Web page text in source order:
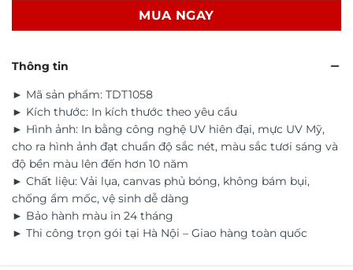
MUA NGAY
Thông tin
► Mã sản phẩm: TDT1058
► Kích thước: In kích thước theo yêu cầu
► Hình ảnh: In bằng công nghệ UV hiên đại, mực UV Mỹ,
cho ra hình ảnh đạt chuẩn độ sắc nét, màu sắc tươi sáng và
độ bền màu lên đến hơn 10 năm
► Chất liệu: Vải lụa, canvas phủ bóng, không bám bụi,
chống ẩm mốc, vệ sinh dễ dàng
► Bảo hành màu in 24 tháng
► Thi công trọn gói tại Hà Nội – Giao hàng toàn quốc